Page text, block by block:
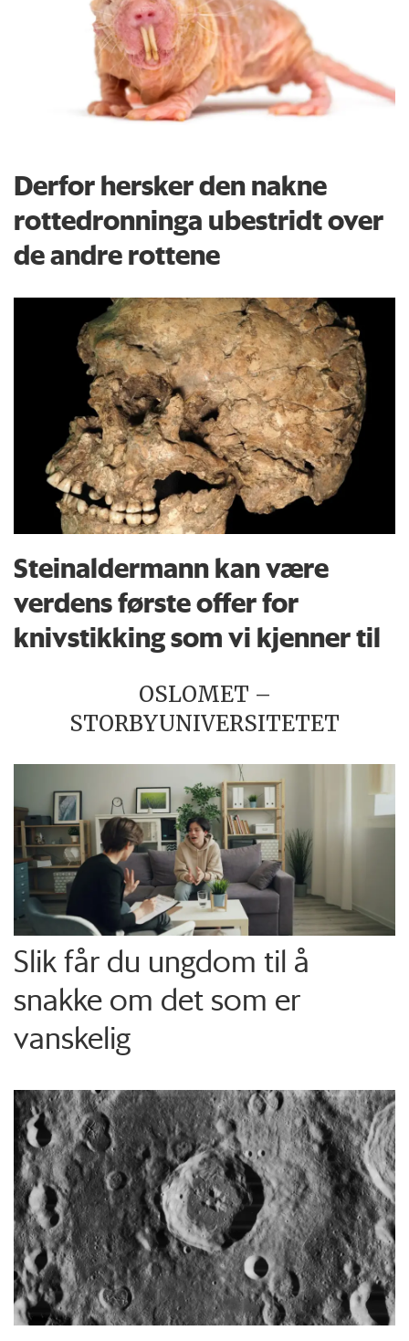
Derfor hersker den nakne
rottedronninga ubestridt over
de andre rottene
Steinaldermann kan være
verdens første offer for
knivstikking som vi kjenner til
OSLOMET –
STORBYUNIVERSITETET
Slik får du ungdom til å
snakke om det som er
vanskelig